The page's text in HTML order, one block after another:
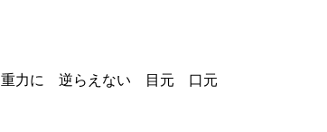
重力に 逆らえない 目元 口元